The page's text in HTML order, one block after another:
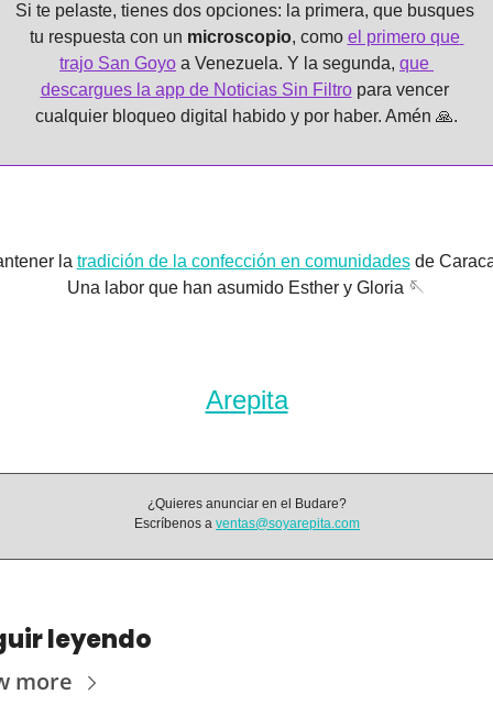
Si te pelaste, tienes dos opciones: la primera, que busques
tu respuesta con un microscopio, como el primero que
trajo San Goyo a Venezuela. Y la segunda, que
descargues la app de Noticias Sin Filtro para vencer
cualquier bloqueo digital habido y por haber. Amén 🙏.
la tradición de la confección en comunidades de
Una labor que han asumido Esther y Gloria 🪡
Arepita
¿Quieres anunciar en el Budare?
Escríbenos a ventas@soyarepita.com
leyendo
more